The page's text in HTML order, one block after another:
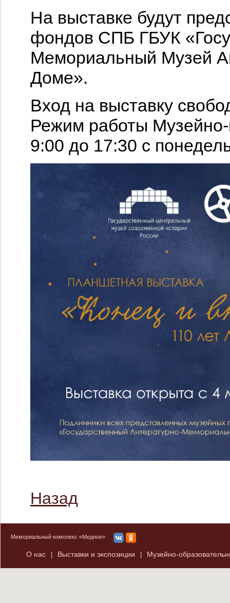
На выставке будут
фондов СПБ ГБУК
Мемориальный Музей
Доме».
Вход на выставку
Режим работы
9:00 до 17:30 с
Назад
Мемориальный комплекс «Медное»
О нас Выставки и экспозиции Музейно-